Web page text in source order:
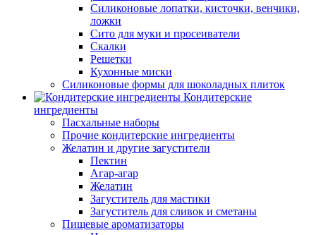
Силиконовые лопатки, кисточки, венчики,
ложки
Сито для муки и просеиватели
Скалки
Решетки
Кухонные миски
Силиконовые формы для шоколадных плиток
Кондитерские
ингредиенты
Пасхальные наборы
Прочие кондитерские ингредиенты
Желатин и другие загустители
Пектин
Агар-агар
Желатин
Загуститель для мастики
Загуститель для сливок и сметаны
Пищевые ароматизаторы